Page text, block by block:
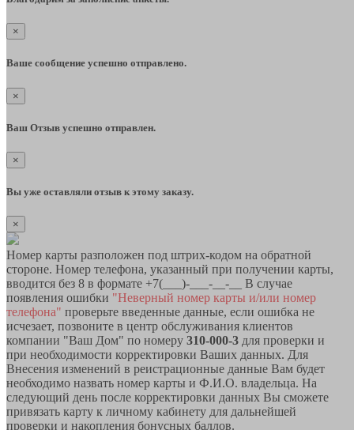
×
Ваше сообщение успешно отправлено.
×
Ваш Отзыв успешно отправлен.
×
Вы уже оставляли отзыв к этому заказу.
×
Номер карты разположен под штрих-кодом на обратной
стороне. Номер телефона, указанный при получении карты,
вводится без 8 в формате +7(___)-___-__-__ В случае
появления ошибки "Неверный номер карты и/или номер
телефона" проверьте введенные данные, если ошибка не
исчезает, позвоните в центр обслуживания клиентов
компании "Ваш Дом" по номеру 310-000-3 для проверки и
при необходимости корректировки Ваших данных. Для
Внесения изменений в реистрационные данные Вам будет
необходимо назвать номер карты и Ф.И.О. владельца. На
следующий день после корректировки данных Вы сможете
привязать карту к личному кабинету для дальнейшей
проверки и накопления бонусных баллов.